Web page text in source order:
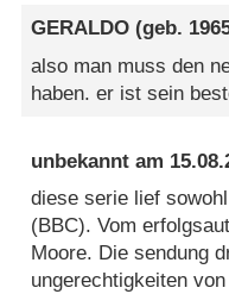
GERALDO (geb.
also man muss den
haben. er ist sein
unbekannt am
diese serie lief
(BBC). Vom
Moore. Die sendung
ungerechtigkeiten